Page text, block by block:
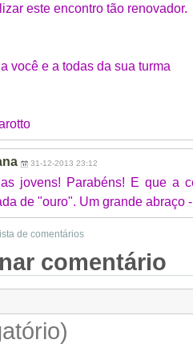
este encontro tão renovador.
você e a todas da sua turma
31-12-2013 23:12
jovens! Parabéns! E que a
de "ouro". Um grande abraço
de comentários
comentário